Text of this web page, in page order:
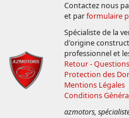
Contactez nous
et parformulaire
Spécialiste de la
d'origine
professionnel et
Retour -
Protection des
Mentions Légales
Conditions
azmotors,